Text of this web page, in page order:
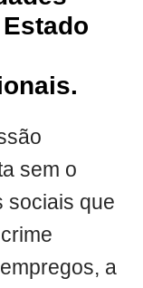
sem o
sociais que
a